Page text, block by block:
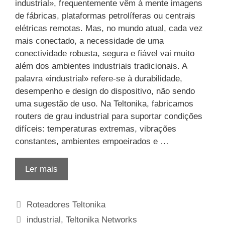
industrial», frequentemente vêm à mente imagens
de fábricas, plataformas petrolíferas ou centrais
elétricas remotas. Mas, no mundo atual, cada vez
mais conectado, a necessidade de uma
conectividade robusta, segura e fiável vai muito
além dos ambientes industriais tradicionais. A
palavra «industrial» refere-se à durabilidade,
desempenho e design do dispositivo, não sendo
uma sugestão de uso. Na Teltonika, fabricamos
routers de grau industrial para suportar condições
difíceis: temperaturas extremas, vibrações
constantes, ambientes empoeirados e …
Ler mais
Categorias
Roteadores Teltonika
Etiquetas
industrial,Teltonika Networks